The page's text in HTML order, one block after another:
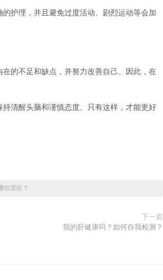
护理，并且避免过度活动、剧烈运动等会加
的不足和缺点，并努力改善自己。因此，在
清醒头脑和谨慎态度。只有这样，才能更好
些雷区？
下一篇
我的肝健康吗？如何自我检测？